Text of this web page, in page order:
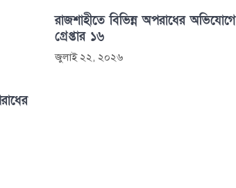
রাজশাহীতে বিভিন্ন অপরাধের অভিযোগে
গ্রেপ্তার ১৬
জুলাই ২২, ২০২৬